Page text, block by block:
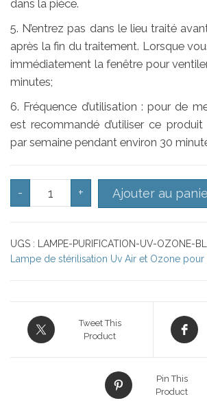
dans la pièce.
5. N’entrez pas dans le lieu traité
après la fin du traitement. Lorsque
immédiatement la fenêtre pour
minutes;
6. Fréquence d’utilisation : pour de
est recommandé d’utiliser ce
par semaine pendant environ 30
- quantité de Lampe de
+ Ajouter au
UGS : LAMPE-PURIFICATION-UV-OZONE-
Lampe de stérilisation Uv Air et Ozone
Tweet This
Product
Pin This
Product